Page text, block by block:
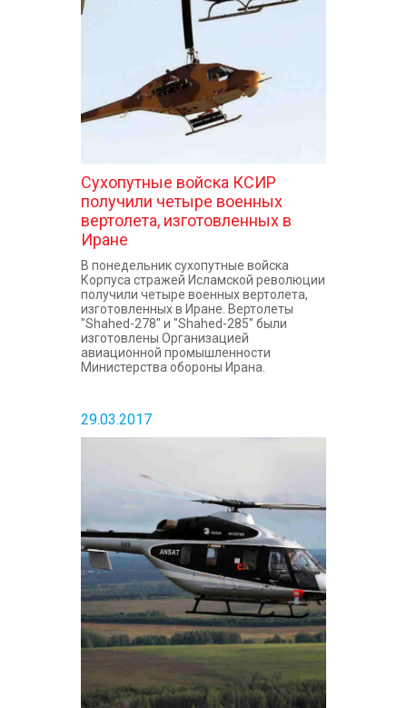
КОНТАКТЫ
Сухопутные войска КСИР
получили четыре военных
вертолета, изготовленных в
Иране
В понедельник сухопутные войска
Корпуса стражей Исламской революции
получили четыре военных вертолета,
изготовленных в Иране. Вертолеты
"Shahed-278" и "Shahed-285" были
изготовлены Организацией
авиационной промышленности
Министерства обороны Ирана.
29.03.2017